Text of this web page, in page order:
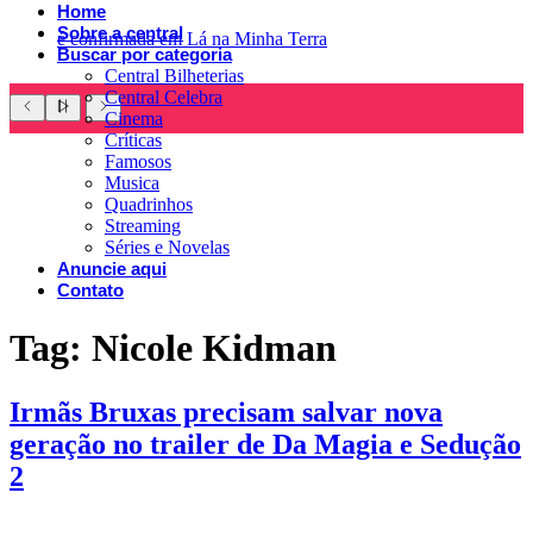
é confirmada em Lá na Minha Terra
Home
Sobre a central
Buscar por categoria
Central Bilheterias
Central Celebra
Cinema
Críticas
Famosos
Musica
Quadrinhos
Streaming
Séries e Novelas
Anuncie aqui
Contato
Tag: Nicole Kidman
Irmãs Bruxas precisam salvar nova
geração no trailer de Da Magia e Sedução
2